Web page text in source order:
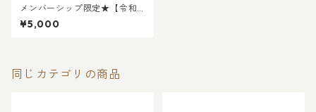
メンバーシップ限定★【令和7
年度産】 北海道米ゆめぴり
か（農薬不使用） ５ｋｇ
¥5,000
同じカテゴリの商品